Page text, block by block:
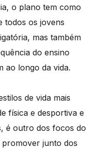
o plano tem como
todos os jovens
mas também
do ensino
ao longo da vida.
de vida mais
física e desportiva e
é outro dos focos do
junto dos